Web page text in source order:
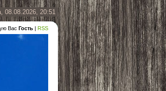
08.08.2026, 20:51
Вас Гость | RSS